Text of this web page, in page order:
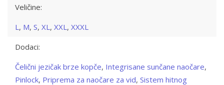
Veličine:
L , M, S, XL , XXL , XXXL
Dodaci:
Čelični jezičak brze kopče, Integrisane sunčane naočare,
Pinlock, Priprema za naočare za vid, Sistem hitnog